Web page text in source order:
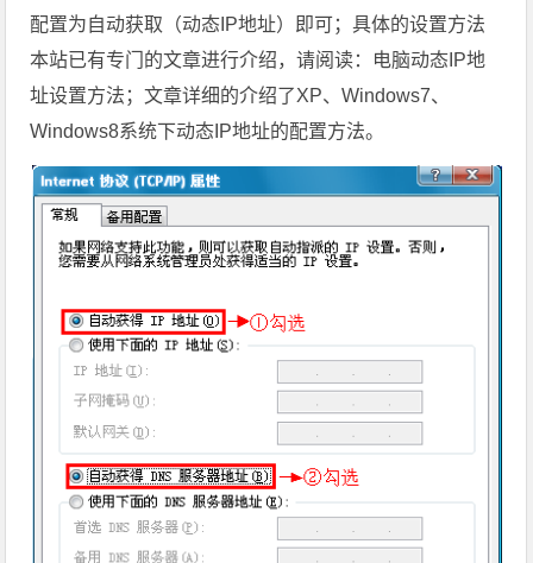
配置为自动获取（动态IP地址）即可；具体的设置方法
本站已有专门的文章进行介绍，请阅读：电脑动态IP地
址设置方法；文章详细的介绍了XP、Windows7、
Windows8系统下动态IP地址的配置方法。